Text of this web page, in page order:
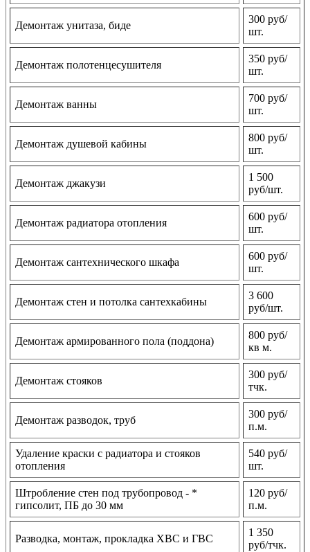
Демонтаж унитаза, биде
300 руб/
шт.
Демонтаж полотенцесушителя
350 руб/
шт.
Демонтаж ванны
700 руб/
шт.
Демонтаж душевой кабины
800 руб/
шт.
Демонтаж джакузи
1 500
руб/шт.
Демонтаж радиатора отопления
600 руб/
шт.
Демонтаж сантехнического шкафа
600 руб/
шт.
Демонтаж стен и потолка сантехкабины
3 600
руб/шт.
Демонтаж армированного пола (поддона)
800 руб/
кв м.
Демонтаж стояков
300 руб/
тчк.
Демонтаж разводок, труб
300 руб/
п.м.
Удаление краски с радиатора и стояков
отопления
540 руб/
шт.
Штробление стен под трубопровод - *
гипсолит, ПБ до 30 мм
120 руб/
п.м.
Разводка, монтаж, прокладка ХВС и ГВС
1 350
руб/тчк.